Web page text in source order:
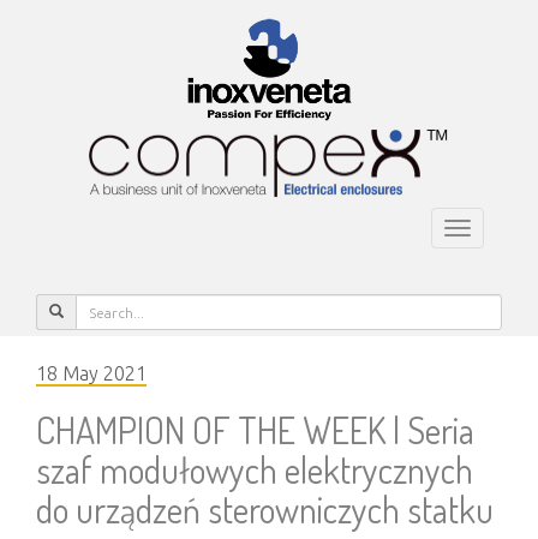
Toggle
18 May 2021
CHAMPION OF THE WEEK | Seria
szaf modułowych elektrycznych
do urządzeń sterowniczych statku